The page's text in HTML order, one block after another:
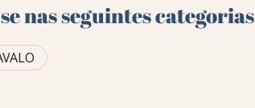
nas seguintes categorias